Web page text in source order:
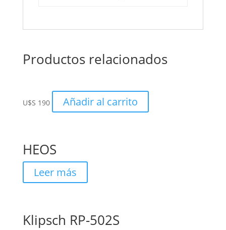
Productos relacionados
U$S 190 Añadir al carrito
HEOS
Leer más
Klipsch RP-502S